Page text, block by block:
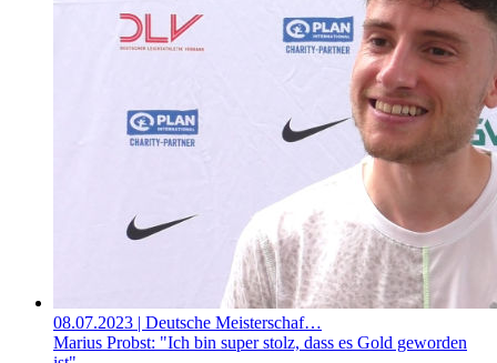
08.07.2023 | Deutsche Meisterschaf…
Marius Probst: "Ich bin super stolz, dass es Gold geworden